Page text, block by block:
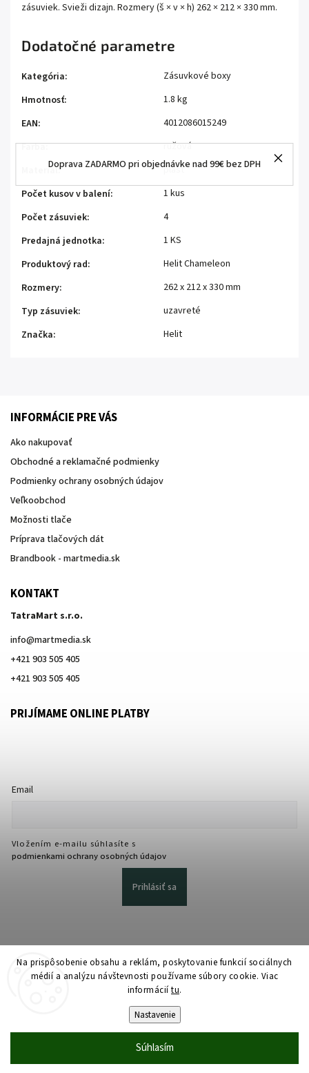
Na prispôsobenie obsahu a reklám, poskytovanie funkcií sociálnych
médií a analýzu návštevnosti používame súbory cookie. Viac
informáciítu.
Nastavenie
Súhlasím
Doprava ZADARMO pri objednávke nad 99€ bez DPH
zásuviek. Svieži dizajn. Rozmery (š × v × h) 262 × 212 × 330 mm.
Dodatočné parametre
Kategória:
Zásuvkové boxy
Hmotnosť:
1.8 kg
EAN:
4012086015249
Farba:
ružová
Materiál:
plast
Počet kusov v balení:
1 kus
Počet zásuviek:
4
Predajná jednotka:
1 KS
Produktový rad:
Helit Chameleon
Rozmery:
262 x 212 x 330 mm
Typ zásuviek:
uzavreté
Značka: Helit
INFORMÁCIE PRE VÁS
Ako nakupovať
Obchodné a reklamačné podmienky
Podmienky ochrany osobných údajov
Veľkoobchod
Možnosti tlače
Príprava tlačových dát
Brandbook - martmedia.sk
KONTAKT
TatraMart s.r.o.
info@martmedia.sk
+421 903 505 405
+421 903 505 405
PRIJÍMAME ONLINE PLATBY
Email
Vložením e-mailu súhlasíte s
podmienkami ochrany osobných údajov
Prihlásiť sa
Upraviť nastavenie cookies